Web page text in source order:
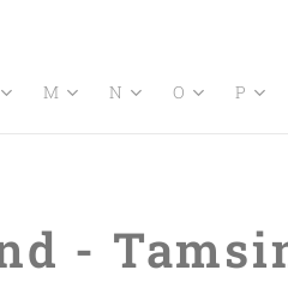
M N O P
-